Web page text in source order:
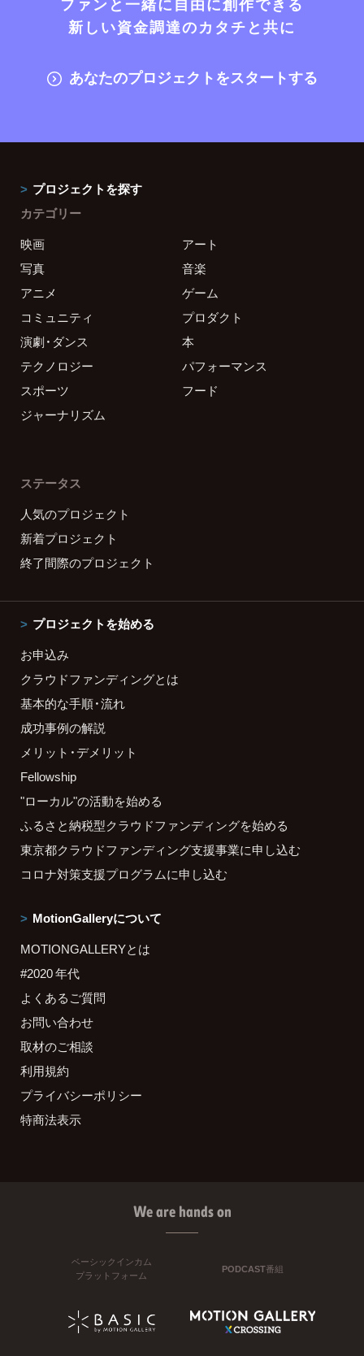
新しい資金調達のカタチと共に
あなたのプロジェクトをスタートする
プロジェクトを探す
カテゴリー
映画
アート
写真
音楽
アニメ
ゲーム
コミュニティ
プロダクト
演劇・ダンス
本
テクノロジー
パフォーマンス
スポーツ
フード
ジャーナリズム
ステータス
人気のプロジェクト
新着プロジェクト
終了間際のプロジェクト
プロジェクトを始める
お申込み
クラウドファンディングとは
基本的な手順・流れ
成功事例の解説
メリット・デメリット
Fellowship
"ローカル"の活動を始める
ふるさと納税型クラウドファンディングを始める
東京都クラウドファンディング支援事業に申し込む
コロナ対策支援プログラムに申し込む
MotionGalleryについて
MOTIONGALLERYとは
#2020 年代
よくあるご質問
お問い合わせ
取材のご相談
利用規約
プライバシーポリシー
特商法表示
We are hands on
ベーシックインカム
プラットフォーム
PODCAST番組